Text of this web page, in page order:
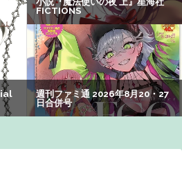
撮りたかっただけなのに、故郷
なった」←26万ｲｲﾈｗｗｗｗ
は基本的に彼氏が３人必要」←500
名前がダサすぎるｗｗｗｗ ：